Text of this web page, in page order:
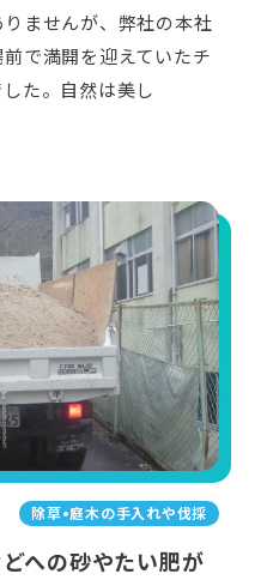
りませんが、弊社の本社
で満開を迎えていたチ
た。自然は美し
除草•庭⽊の⼿⼊れや伐採
への砂やたい肥が